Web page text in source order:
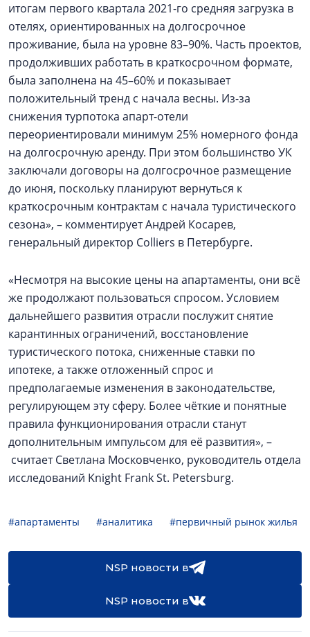
итогам первого квартала 2021-го средняя загрузка в
отелях, ориентированных на долгосрочное
проживание, была на уровне 83–90%. Часть проектов,
продолживших работать в краткосрочном формате,
была заполнена на 45–60% и показывает
положительный тренд с начала весны. Из-за
снижения турпотока апарт-отели
переориентировали минимум 25% номерного фонда
на долгосрочную аренду. При этом большинство УК
заключали договоры на долгосрочное размещение
до июня, поскольку планируют вернуться к
краткосрочным контрактам с начала туристического
сезона», – комментирует Андрей Косарев,
генеральный директор Colliers в Петербурге.
«Несмотря на высокие цены на апартаменты, они всё
же продолжают пользоваться спросом. Условием
дальнейшего развития отрасли послужит снятие
карантинных ограничений, восстановление
туристического потока, сниженные ставки по
ипотеке, а также отложенный спрос и
предполагаемые изменения в законодательстве,
регулирующем эту сферу. Более чёткие и понятные
правила функционирования отрасли станут
дополнительным импульсом для её развития», –
считает Светлана Московченко, руководитель отдела
исследований Knight Frank St. Petersburg.
#апартаменты #аналитика #первичный рынок жилья
NSP новости в
NSP новости в